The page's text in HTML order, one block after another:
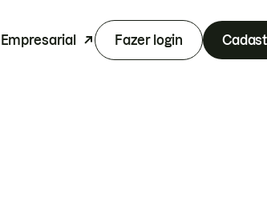
Empresarial Fazer login